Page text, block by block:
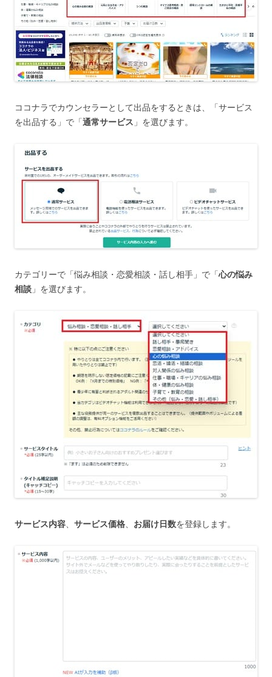
ココナラでカウンセラーとして出品をするときは、「サービス
を出品する」で「通常サービス 」を選びます。
カテゴリーで「悩み相談・恋愛相談・話し相手」で「心の悩み
相談 」を選びます。
サービス内容、 サービス価格、 お届け日数を登録します。